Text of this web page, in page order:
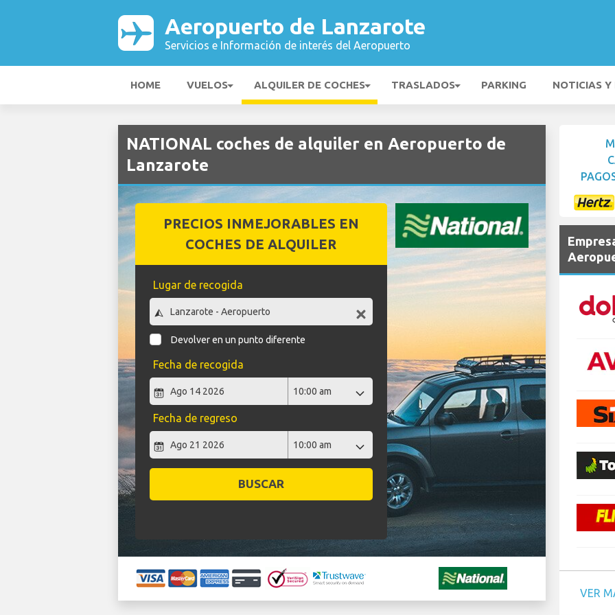
Aeropuerto de Lanzarote
Servicios e Información de interés del Aeropuerto
HOME VUELOS ALQUILER DE COCHES TRASLADOS PARKING NOTICIAS Y
NATIONAL coches de alquiler en Aeropuerto de
Lanzarote
PRECIOS INMEJORABLES EN
COCHES DE ALQUILER
Lugar de recogida
Devolver en un punto diferente
Fecha de recogida
Fecha de regreso
BUSCAR
VER